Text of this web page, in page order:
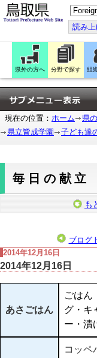
こ
の
ペ
ー
ジ
翻
訳
す
る
読み
県外の方へ 分野で探す 組
現在の位置： ホーム 県
県立皆成学園
子ども達
毎日の献立
も
ブログ
2014年12月16日
2014年12月16日
あさごはん
ごはん
グ・キ
ー・漬
コッペ